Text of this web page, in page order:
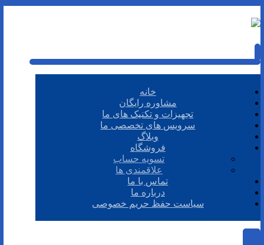
خانه
مشاوره رایگان
تجهیزات و تکنیک های ما
سرویس های تخصصی ما
وبلاگ
فروشگاه
تسویه حساب
علاقمندی ها
تماس با ما
درباره ما
سیاست حفظ حریم خصوصی